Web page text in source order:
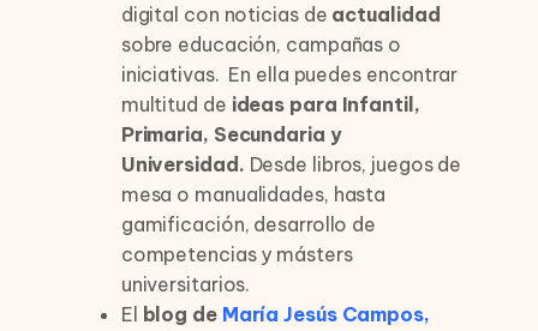
digital con noticias de actualidad
sobre educación, campañas o
iniciativas. En ella puedes encontrar
multitud de ideas para Infantil,
Primaria, Secundaria y
Universidad. Desde libros, juegos de
mesa o manualidades, hasta
gamificación, desarrollo de
competencias y másters
universitarios.
El blog de María Jesús Campos,